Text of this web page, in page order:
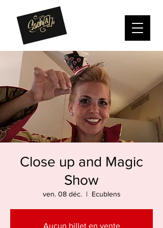
Close up and Magic
Show
ven. 08 déc.
  |
Ecublens
Aucun billet en vente